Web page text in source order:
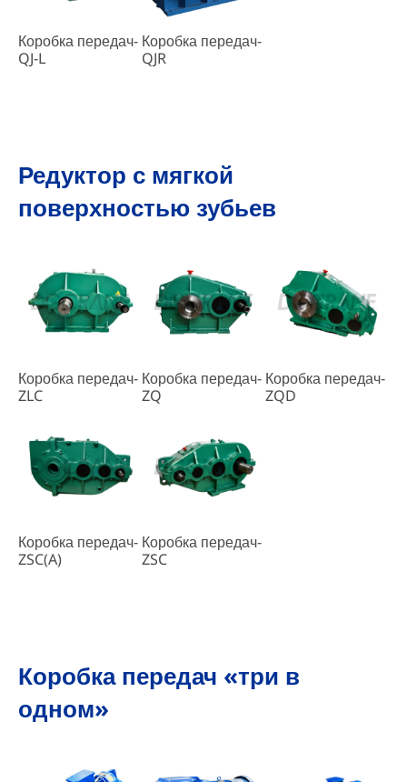
Коробка передач-
QJ-L
Коробка передач-
QJR
Редуктор с мягкой
поверхностью зубьев
Коробка передач-
ZLC
Коробка передач-
ZQ
Коробка передач-
ZQD
Коробка передач-
ZSC(A)
Коробка передач-
ZSC
Коробка передач «три в
одном»